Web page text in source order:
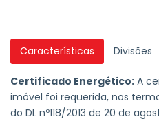
Características Divisões
Certificado Energético: A
imóvel foi requerida, nos
do DL nº118/2013 de 20 de